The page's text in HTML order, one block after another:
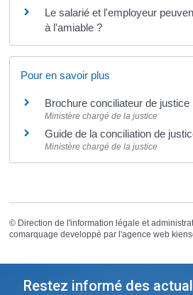
Le salarié et l'employeur
à l'amiable ?
Pour en savoir plus
Brochure conciliateur de justice
Ministère chargé de la justice
Guide de la conciliation de
Ministère chargé de la justice
© Direction de l'information légale et
comarquage developpé par l'agence web
Restez informé des